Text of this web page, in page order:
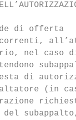
di offerta
nel caso
di
(in
del